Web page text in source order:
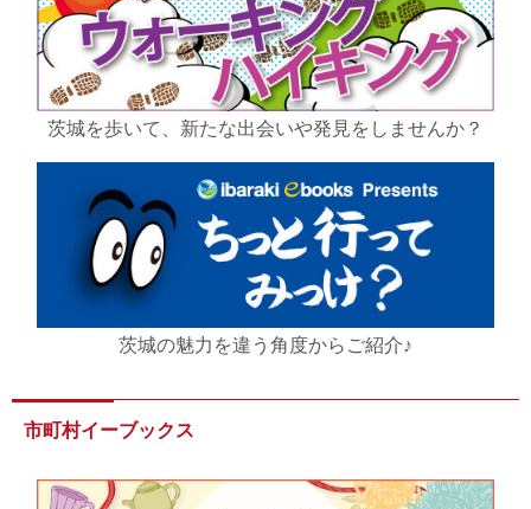
茨城を歩いて、新たな出会いや発見をしませんか？
茨城の魅力を違う角度からご紹介♪
市町村イーブックス